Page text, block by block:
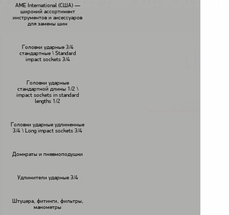
AME International (США) —
широкий ассортимент
инструментов и аксессуаров
для замены шин
Головки ударные 3/4
стандартные \ Standard
impact sockets 3/4
Головки ударные
стандартной длины 1/2 \
impact sockets in standard
lengths 1/2
Головки ударные удлиненные
3/4 \ Long impact sockets 3/4
Домкраты и пневмоподушки
Удлинители ударные 3/4
Штуцера, фитинги, фильтры,
манометры
В наличии